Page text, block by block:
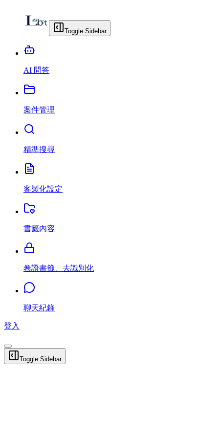
Toggle Sidebar
AI 問答
案件管理
精準搜尋
客製化設定
書籤內容
卷證書籤、去識別化
聊天紀錄
登入
Toggle Sidebar